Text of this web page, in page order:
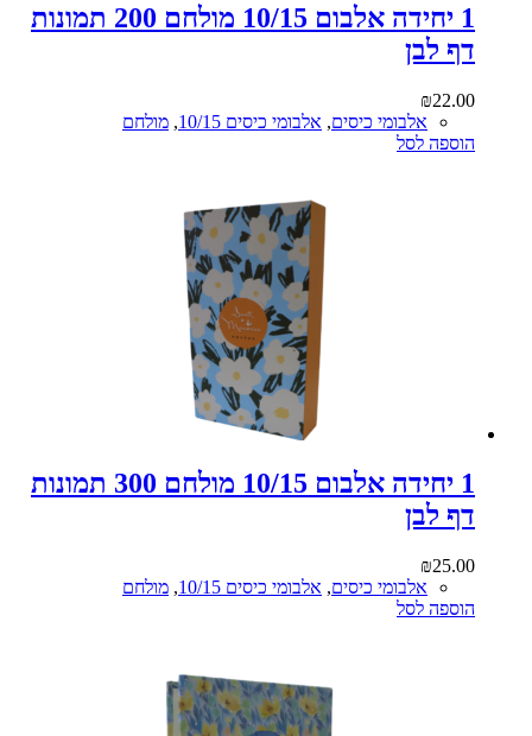
1 יחידה אלבום 10/15 מולחם 200 תמונות
דף לבן
₪22.00
אלבומי כיסים, אלבומי כיסים 10/15 , מולחם
הוספה לסל
1 יחידה אלבום 10/15 מולחם 300 תמונות
דף לבן
₪25.00
אלבומי כיסים, אלבומי כיסים 10/15 , מולחם
הוספה לסל